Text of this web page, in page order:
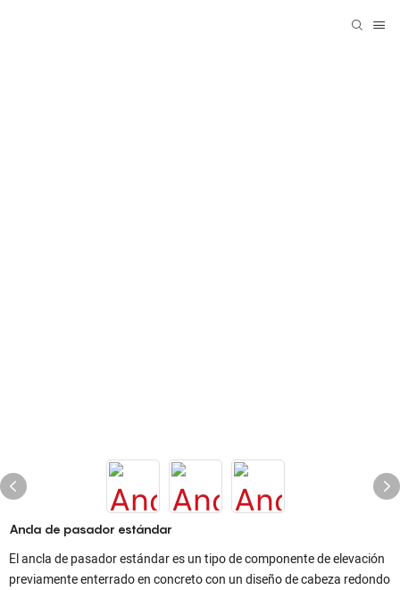
Ancla de pasador estándar
El ancla de pasador estándar es un tipo de componente de elevación
previamente enterrado en concreto con un diseño de cabeza redondo